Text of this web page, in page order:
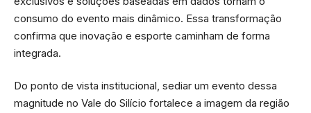
consumo do evento mais dinâmico. Essa transformação
confirma que inovação e esporte caminham de forma
integrada.
Do ponto de vista institucional, sediar um evento dessa
magnitude no Vale do Silício fortalece a imagem da região